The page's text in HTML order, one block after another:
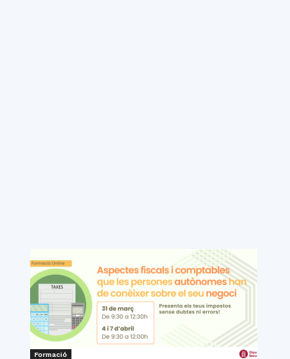
Formació